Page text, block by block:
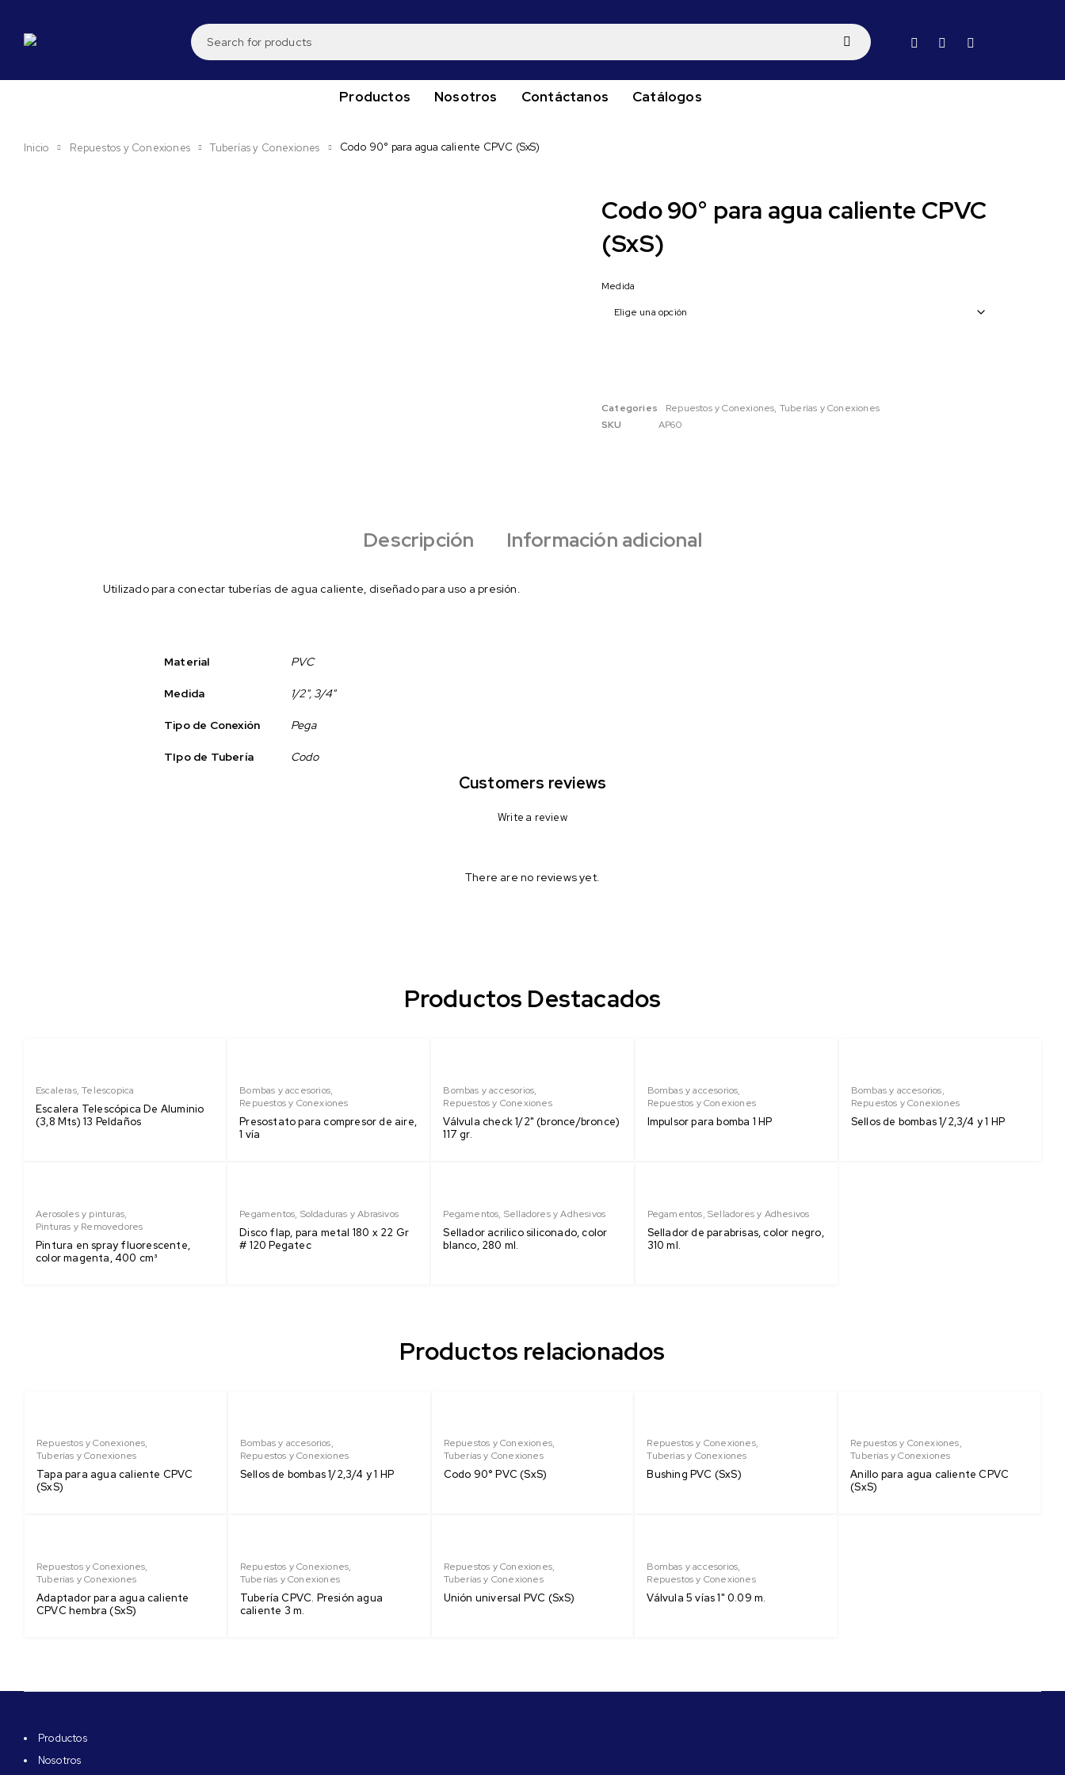
Productos Nosotros Contáctanos Catálogos
Inicio Repuestos y Conexiones Tuberías y Conexiones Codo 90° para agua caliente CPVC (SxS)
Codo 90° para agua caliente CPVC
(SxS)
Medida
Categories Repuestos y Conexiones, Tuberías y Conexiones
SKU
AP60
Descripción Información adicional
Utilizado para conectar tuberías de agua caliente, diseñado para uso a presión.
Material PVC
Medida 1/2", 3/4"
Tipo de Conexión Pega
TIpo de Tubería Codo
Customers reviews
Write a review
There are no reviews yet.
Productos Destacados
Escaleras,Telescopica
Escalera Telescópica De Aluminio
(3,8 Mts) 13 Peldaños
Bombas y accesorios,
Repuestos y Conexiones
Presostato para compresor de aire,
1 vía
Bombas y accesorios,
Repuestos y Conexiones
Válvula check 1/2" (bronce/bronce)
117 gr.
Bombas y accesorios,
Repuestos y Conexiones
Impulsor para bomba 1 HP
Bombas y accesorios,
Repuestos y Conexiones
Sellos de bombas 1/2,3/4 y 1 HP
Aerosoles y pinturas,
Pinturas y Removedores
Pintura en spray fluorescente,
color magenta, 400 cm³
Pegamentos, Soldaduras y Abrasivos
Disco flap, para metal 180 x 22 Gr
# 120 Pegatec
Pegamentos, Selladores y Adhesivos
Sellador acrilico siliconado, color
blanco, 280 ml.
Pegamentos, Selladores y Adhesivos
Sellador de parabrisas, color negro,
310 ml.
Productos relacionados
Repuestos y Conexiones,
Tuberías y Conexiones
Tapa para agua caliente CPVC
(SxS)
Bombas y accesorios,
Repuestos y Conexiones
Sellos de bombas 1/2,3/4 y 1 HP
Repuestos y Conexiones,
Tuberías y Conexiones
Codo 90° PVC (SxS)
Repuestos y Conexiones,
Tuberías y Conexiones
Bushing PVC (SxS)
Repuestos y Conexiones,
Tuberías y Conexiones
Anillo para agua caliente CPVC
(SxS)
Repuestos y Conexiones,
Tuberías y Conexiones
Adaptador para agua caliente
CPVC hembra (SxS)
Repuestos y Conexiones,
Tuberías y Conexiones
Tubería CPVC. Presión agua
caliente 3 m.
Repuestos y Conexiones,
Tuberías y Conexiones
Unión universal PVC (SxS)
Bombas y accesorios,
Repuestos y Conexiones
Válvula 5 vías 1" 0.09 m.
Productos
Nosotros